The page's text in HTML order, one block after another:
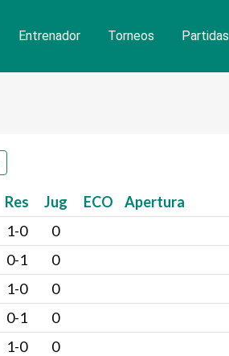
Entrenador Torneos Partidas
Res Jug ECO Apertura
1-0
0
0-1
0
1-0
0
0-1
0
1-0
0